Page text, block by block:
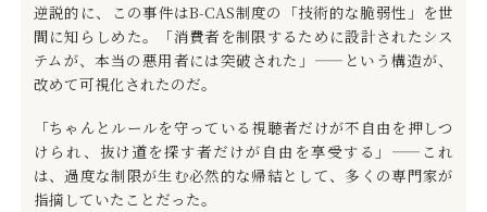
逆説的に、この事件はB-CAS制度の「技術的な脆弱性」を世
間に知らしめた。「消費者を制限するために設計されたシス
テムが、本当の悪用者には突破された」——という構造が、
改めて可視化されたのだ。
「ちゃんとルールを守っている視聴者だけが不自由を押しつ
けられ、抜け道を探す者だけが自由を享受する」——これ
は、過度な制限が生む必然的な帰結として、多くの専門家が
指摘していたことだった。